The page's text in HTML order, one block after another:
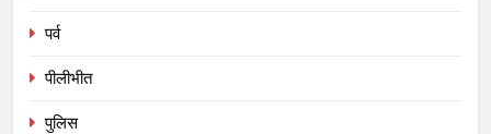
पर्व
पीलीभीत
पुलिस